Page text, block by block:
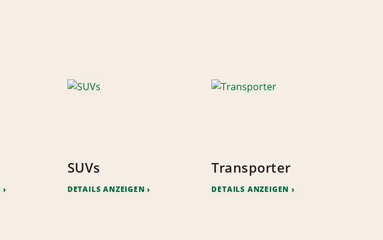
SUVs
DETAILS ANZEIGEN
Transporter
DETAILS ANZEIGEN